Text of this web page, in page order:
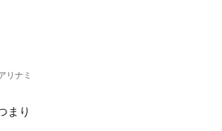
リナミ
まり